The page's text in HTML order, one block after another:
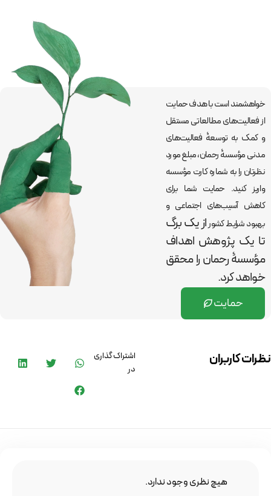
خواهشمند است با هدف حمایت
از فعالیت‌های مطالعاتی مستقل
و کمک به توسعۀ فعالیت‌های
مدنی مؤسسۀ رحمان، مبلغ مورد
نظرتان را به شماره کارت مؤسسه
واریز کنید. حمایت شما برای
کاهش آسیب‌های اجتماعی و
بهبود شرایط کشوراز یک برگ
تا یک پژوهش اهداف
مؤسسۀ رحمان رامحقق
خواهد کرد.
حمایت
نظرات کاربران
اشتراک گذاری
در
هیچ نظری وجود ندارد.